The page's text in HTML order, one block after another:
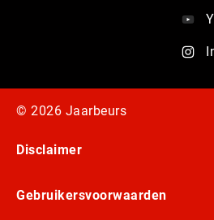
© 2026 Jaarbeurs
Disclaimer
Gebruikersvoorwaarden